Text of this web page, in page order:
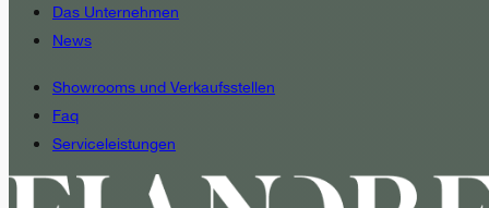
Das Unternehmen
News
Showrooms und Verkaufsstellen
Faq
Serviceleistungen